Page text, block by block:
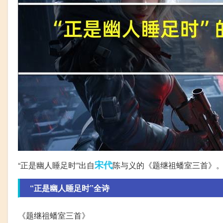
“正是幽人睡足时”出自宋代陈与义的《题继祖蟠室三首》
“正是幽人睡足时”全诗
《题继祖蟠室三首》